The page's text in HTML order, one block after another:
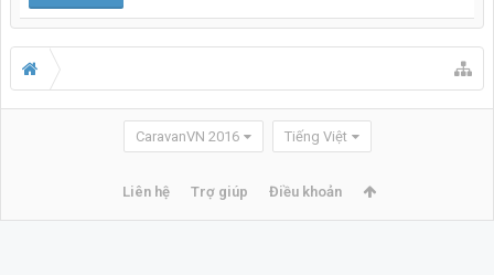
CaravanVN 2016 Tiếng Việt
Liên hệ Trợ giúp Điều khoản